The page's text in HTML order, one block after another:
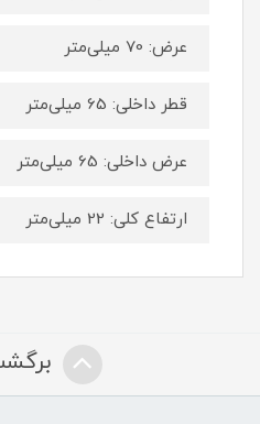
عرض: 70 میلی‌متر
قطر داخلی: 65 میلی‌متر
عرض داخلی: 65 میلی‌متر
ارتفاع کلی: 22 میلی‌متر